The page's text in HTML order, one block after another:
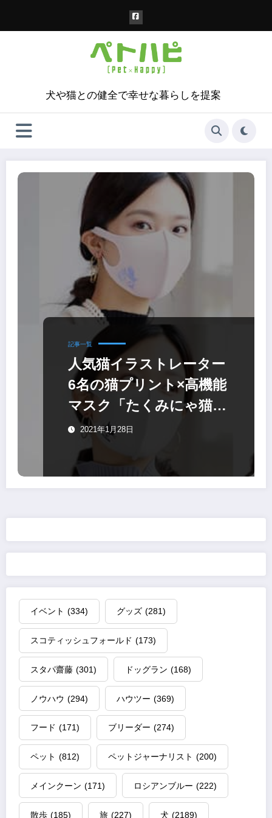
犬や猫との健全で幸せな暮らしを提案
記事一覧
人気猫イラストレーター
6名の猫プリント×高機能
マスク「たくみにゃ猫マ
スク」
2021年1月28日
イベント (334) グッズ (281)
スコティッシュフォールド (173)
スタパ齋藤 (301) ドッグラン (168)
ノウハウ (294) ハウツー (369)
フード (171) ブリーダー (274)
ペット (812) ペットジャーナリスト (200)
メインクーン (171) ロシアンブルー (222)
散歩 (185) 旅 (227) 犬 (2189)